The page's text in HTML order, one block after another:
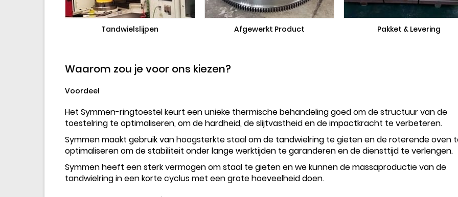
Tandwielslijpen Afgewerkt Product Pakket & Levering
Waarom zou je voor ons kiezen?
Voordeel
Het Symmen-ringtoestel keurt een unieke thermische behandeling goed om de structuur van de
toestelring te optimaliseren, om de hardheid, de slijtvastheid en de impactkracht te verbeteren.
Symmen maakt gebruik van hoogsterkte staal om de tandwielring te gieten en de roterende oven
optimaliseren om de stabiliteit onder lange werktijden te garanderen en de diensttijd te verlengen.
Symmen heeft een sterk vermogen om staal te gieten en we kunnen de massaproductie van de
tandwielring in een korte cyclus met een grote hoeveelheid doen.